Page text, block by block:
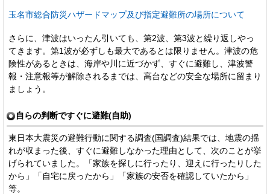
玉名市総合防災ハザードマップ及び指定避難所の場所について
さらに、津波はいったん引いても、第2波、第3波と繰り返しやっ
てきます。第1波が必ずしも最大であるとは限りません。津波の危
険性があるときは、海岸や川に近づかず、すぐに避難し、津波警
報・注意報等が解除されるまでは、高台などの安全な場所に留まり
ましょう。
自らの判断ですぐに避難(自助)
東日本大震災の避難行動に関する調査(国調査)結果では、地震の揺
れが収まった後、すぐに避難しなかった理由として、次のことが挙
げられていました。「家族を探しに行ったり、迎えに行ったりした
から」「自宅に戻ったから」「家族の安否を確認していたから」
等。